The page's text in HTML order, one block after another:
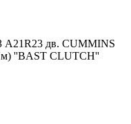
A21R23 дв. CUMMINS
''BAST CLUTCH''